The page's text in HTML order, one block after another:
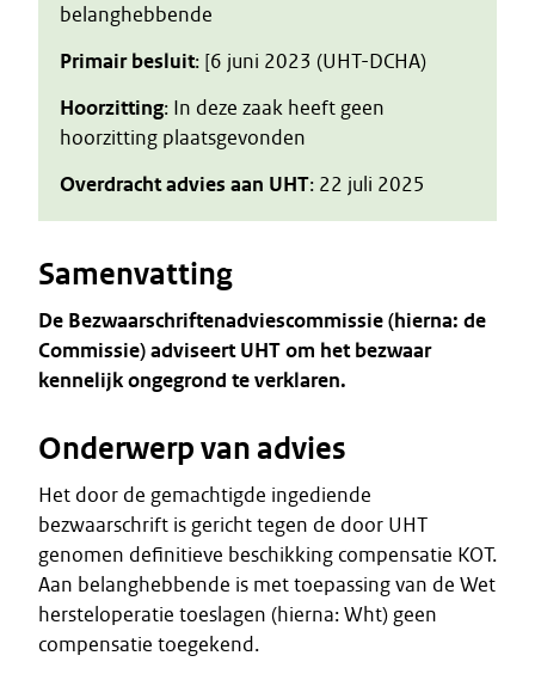
belanghebbende
Primair besluit: [6 juni 2023 (UHT-DCHA)
Hoorzitting: In deze zaak heeft geen
hoorzitting plaatsgevonden
Overdracht advies aan UHT: 22 juli 2025
Samenvatting
De Bezwaarschriftenadviescommissie (hierna: de
Commissie) adviseert UHT om het bezwaar
kennelijk ongegrond te verklaren.
Onderwerp van advies
Het door de gemachtigde ingediende
bezwaarschrift is gericht tegen de door UHT
genomen definitieve beschikking compensatie KOT.
Aan belanghebbende is met toepassing van de Wet
hersteloperatie toeslagen (hierna: Wht) geen
compensatie toegekend.